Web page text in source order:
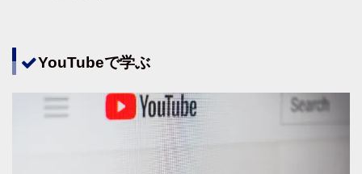
YouTubeで学ぶ